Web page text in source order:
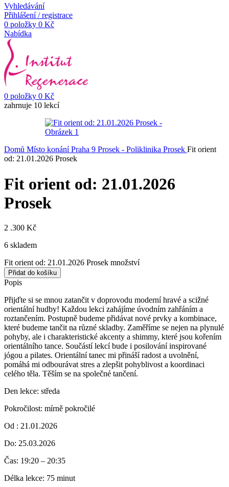
Vyhledávání
Přihlášení / registrace
0 položky 0 Kč
Nabídka
0 položky 0 Kč
zahrnuje 10 lekcí
Domů Místo konáníPraha 9 Prosek - Poliklinika Prosek Fit orient
od: 21.01.2026 Prosek
Fit orient od: 21.01.2026
Prosek
2 .300 Kč
6 skladem
Fit orient od: 21.01.2026 Prosek množství
Přidat do košíku
Popis
Přijďte si se mnou zatančit v doprovodu moderní hravé a scižné
orientální hudby! Každou lekci zahájíme úvodním zahřáním a
roztančením. Postupně budeme přidávat nové prvky a kombinace,
které budeme tančit na různé skladby. Zaměříme se nejen na plynulé
pohyby, ale i charakteristické akcenty a shimmy, které jsou kořením
orientálního tance. Součástí lekcí bude i posilování inspirované
jógou a pilates. Orientální tanec mi přináší radost a uvolnění,
pomáhá mi odbourávat stres a zlepšit pohyblivost a koordinaci
celého těla. Těším se na společné tančení.
Den lekce: středa
Pokročilost: mírně pokročilé
Od : 21.01.2026
Do: 25.03.2026
Čas: 19:20 – 20:35
Délka lekce: 75 minut